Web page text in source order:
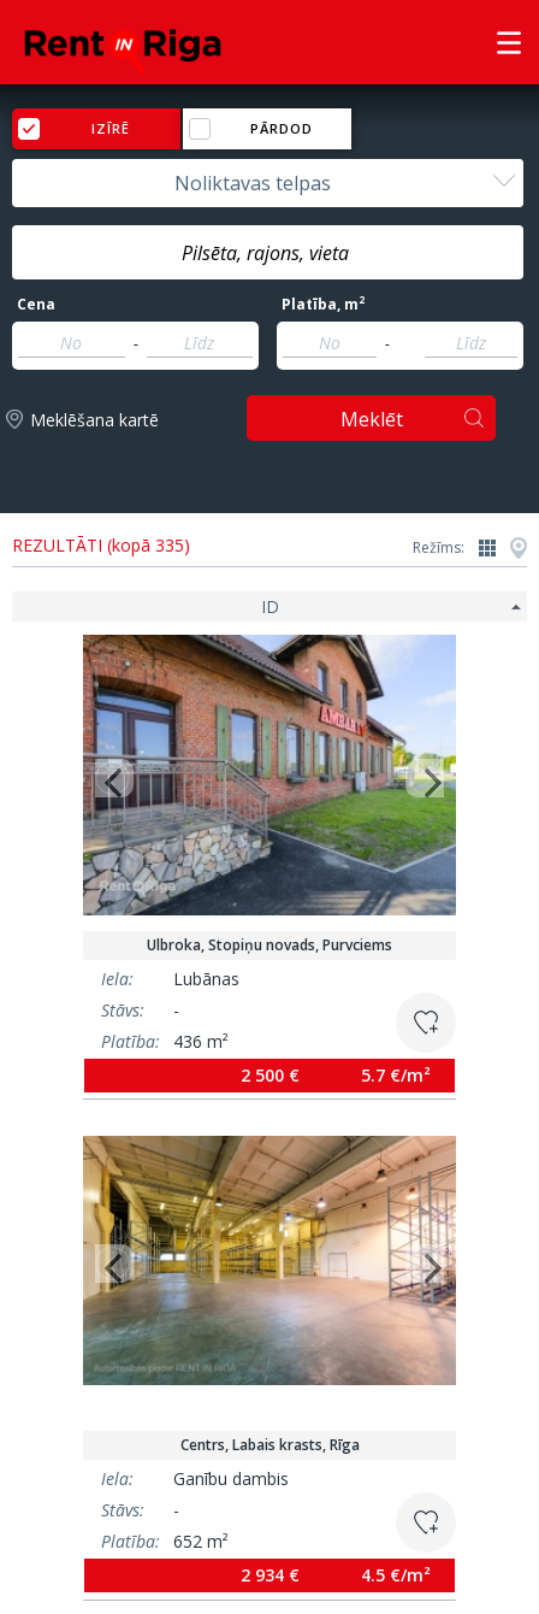
IZĪRĒ PĀRDOD
Noliktavas telpas
Cena
-
Platība, m2
-
Meklēšana kartē Meklēt
REZULTĀTI (kopā 335) Režīms:
ID
Ulbroka, Stopiņu novads, Purvciems
Iela:
Lubānas
Stāvs:
-
Platība:
436 m²
2 500 €
5.7 €/m²
Centrs, Labais krasts, Rīga
Iela:
Ganību dambis
Stāvs:
-
Platība:
652 m²
2 934 €
4.5 €/m²